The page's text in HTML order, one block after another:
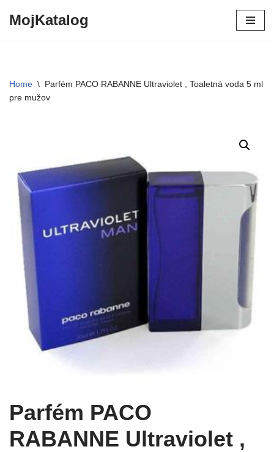
MojKatalog
Home \ Parfém PACO RABANNE Ultraviolet , Toaletná voda 5 ml
pre mužov
Parfém PACO
RABANNE Ultraviolet ,